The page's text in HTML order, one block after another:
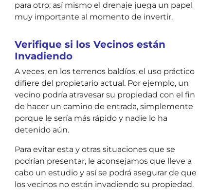
para otro; así mismo el drenaje juega un papel
muy importante al momento de invertir.
Verifique si los Vecinos están
Invadiendo
A veces, en los terrenos baldíos, el uso práctico
difiere del propietario actual. Por ejemplo, un
vecino podría atravesar su propiedad con el fin
de hacer un camino de entrada, simplemente
porque le sería más rápido y nadie lo ha
detenido aún.
Para evitar esta y otras situaciones que se
podrían presentar, le aconsejamos que lleve a
cabo un estudio y así se podrá asegurar de que
los vecinos no están invadiendo su propiedad.